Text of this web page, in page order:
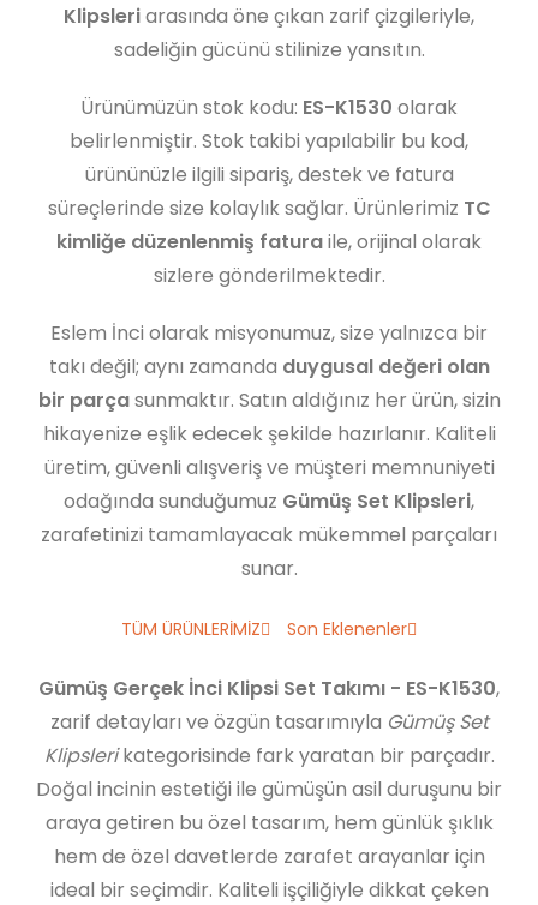
Klipsleriarasında öne çıkan zarif çizgileriyle,
sadeliğin gücünü stilinize yansıtın.
Ürünümüzün stok kodu: ES-K1530 olarak
belirlenmiştir. Stok takibi yapılabilir bu kod,
ürününüzle ilgili sipariş, destek ve fatura
süreçlerinde size kolaylık sağlar. Ürünlerimiz TC
kimliğe düzenlenmiş faturaile, orijinal olarak
sizlere gönderilmektedir.
Eslem İnci olarak misyonumuz, size yalnızca bir
takı değil; aynı zamanda duygusal değeri olan
bir parçasunmaktır. Satın aldığınız her ürün, sizin
hikayenize eşlik edecek şekilde hazırlanır. Kaliteli
üretim, güvenli alışveriş ve müşteri memnuniyeti
odağında sunduğumuz Gümüş Set Klipsleri,
zarafetinizi tamamlayacak mükemmel parçaları
sunar.
TÜM ÜRÜNLERİMİZ Son Eklenenler
Gümüş Gerçek İnci Klipsi Set Takımı - ES-K1530,
zarif detayları ve özgün tasarımıyla Gümüş Set
Klipslerikategorisinde fark yaratan bir parçadır.
Doğal incinin estetiği ile gümüşün asil duruşunu bir
araya getiren bu özel tasarım, hem günlük şıklık
hem de özel davetlerde zarafet arayanlar için
ideal bir seçimdir. Kaliteli işçiliğiyle dikkat çeken